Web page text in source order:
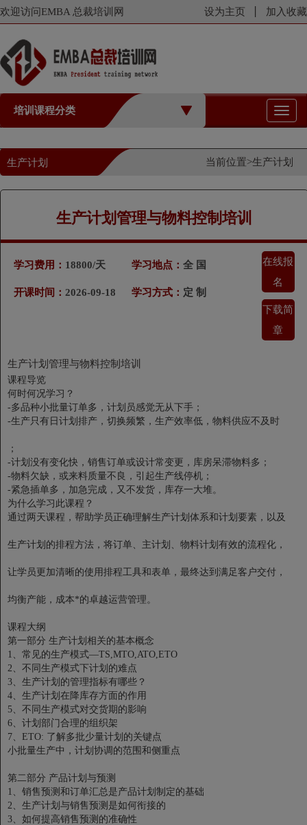
欢迎访问EMBA 总裁培训网 设为主页 加入收藏
培训课程分类
切
换
航
生产计划 当前位置>生产计划
生产计划管理与物料控制培训
学习费用： 18800/天
开课时间： 2026-09-18
学习地点： 全 国
学习方式： 定 制
在线报
名
下载简
章
生产计划管理与物料控制培训
课程导览
何时何况学习？
-多品种小批量订单多，计划员感觉无从下手；
-生产只有日计划排产，切换频繁，生产效率低，物料供应不及时
；
-计划没有变化快，销售订单或设计常变更，库房呆滞物料多；
-物料欠缺，或来料质量不良，引起生产线停机；
-紧急插单多，加急完成，又不发货，库存一大堆。
为什么学习此课程？
通过两天课程，帮助学员正确理解生产计划体系和计划要素，以及
生产计划的排程方法，将订单、主计划、物料计划有效的流程化，
让学员更加清晰的使用排程工具和表单，最终达到满足客户交付，
均衡产能，成本*的卓越运营管理。
课程大纲
第一部分 生产计划相关的基本概念
1、常见的生产模式—TS,MTO,ATO,ETO
2、不同生产模式下计划的难点
3、生产计划的管理指标有哪些？
4、生产计划在降库存方面的作用
5、不同生产模式对交货期的影响
6、计划部门合理的组织架
7、ETO: 了解多批少量计划的关键点
小批量生产中，计划协调的范围和侧重点
第二部分 产品计划与预测
1、销售预测和订单汇总是产品计划制定的基础
2、生产计划与销售预测是如何衔接的
3、如何提高销售预测的准确性